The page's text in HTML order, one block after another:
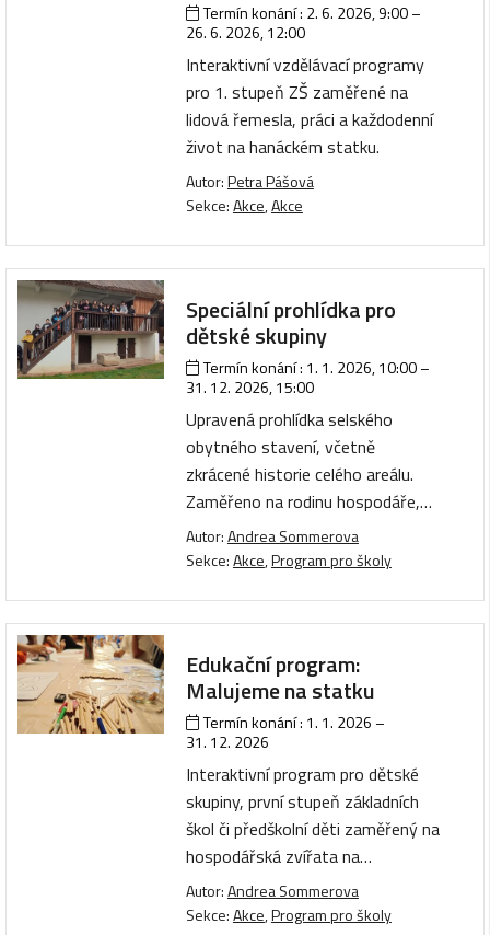
Termín konání : 2. 6. 2026, 9:00–
26. 6. 2026, 12:00
Interaktivní vzdělávací programy
pro 1. stupeň ZŠ zaměřené na
lidová řemesla, práci a každodenní
život na hanáckém statku.
Autor:Petra Pášová
Sekce:Akce,Akce
Speciální prohlídka pro
dětské skupiny
Termín konání : 1. 1. 2026, 10:00–
31. 12. 2026, 15:00
Upravená prohlídka selského
obytného stavení, včetně
zkrácené historie celého areálu.
Zaměřeno na rodinu hospodáře,…
Autor:Andrea Sommerova
Sekce:Akce,Program pro školy
Edukační program:
Malujeme na statku
Termín konání : 1. 1. 2026 –
31. 12. 2026
Interaktivní program pro dětské
skupiny, první stupeň základních
škol či předškolní děti zaměřený na
hospodářská zvířata na…
Autor:Andrea Sommerova
Sekce:Akce,Program pro školy